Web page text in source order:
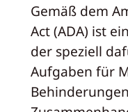
Gemäß dem
Act (ADA) ist
der speziell
Aufgaben für